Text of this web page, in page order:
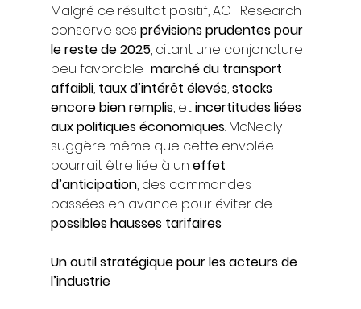
Malgré ce résultat positif, ACT Research
conserve ses prévisions prudentes pour
le reste de 2025, citant une conjoncture
peu favorable : marché du transport
affaibli, taux d’intérêt élevés, stocks
encore bien remplis, et incertitudes liées
aux politiques économiques. McNealy
suggère même que cette envolée
pourrait être liée à un effet
d’anticipation, des commandes
passées en avance pour éviter de
possibles hausses tarifaires.
Un outil stratégique pour les acteurs de
l’industrie